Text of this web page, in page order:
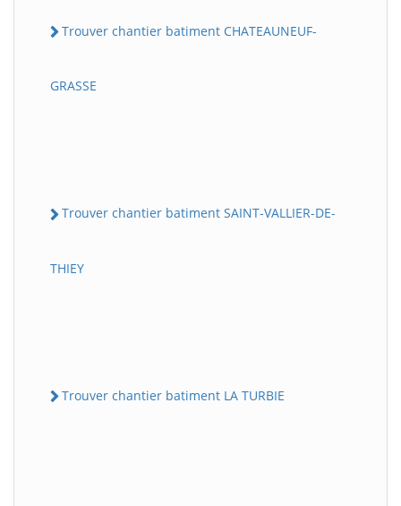
Trouver chantier batiment CHATEAUNEUF-
GRASSE
Trouver chantier batiment SAINT-VALLIER-DE-
THIEY
Trouver chantier batiment LA TURBIE